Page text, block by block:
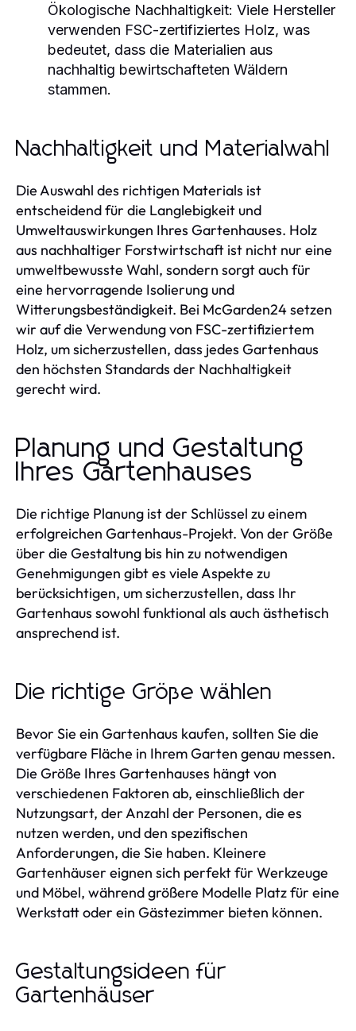
Ökologische Nachhaltigkeit: Viele Hersteller
verwenden FSC-zertifiziertes Holz, was
bedeutet, dass die Materialien aus
nachhaltig bewirtschafteten Wäldern
stammen.
Nachhaltigkeit und Materialwahl
Die Auswahl des richtigen Materials ist
entscheidend für die Langlebigkeit und
Umweltauswirkungen Ihres Gartenhauses. Holz
aus nachhaltiger Forstwirtschaft ist nicht nur eine
umweltbewusste Wahl, sondern sorgt auch für
eine hervorragende Isolierung und
Witterungsbeständigkeit. Bei McGarden24 setzen
wir auf die Verwendung von FSC-zertifiziertem
Holz, um sicherzustellen, dass jedes Gartenhaus
den höchsten Standards der Nachhaltigkeit
gerecht wird.
Planung und Gestaltung
Ihres Gartenhauses
Die richtige Planung ist der Schlüssel zu einem
erfolgreichen Gartenhaus-Projekt. Von der Größe
über die Gestaltung bis hin zu notwendigen
Genehmigungen gibt es viele Aspekte zu
berücksichtigen, um sicherzustellen, dass Ihr
Gartenhaus sowohl funktional als auch ästhetisch
ansprechend ist.
Die richtige Größe wählen
Bevor Sie ein Gartenhaus kaufen, sollten Sie die
verfügbare Fläche in Ihrem Garten genau messen.
Die Größe Ihres Gartenhauses hängt von
verschiedenen Faktoren ab, einschließlich der
Nutzungsart, der Anzahl der Personen, die es
nutzen werden, und den spezifischen
Anforderungen, die Sie haben. Kleinere
Gartenhäuser eignen sich perfekt für Werkzeuge
und Möbel, während größere Modelle Platz für eine
Werkstatt oder ein Gästezimmer bieten können.
Gestaltungsideen für
Gartenhäuser